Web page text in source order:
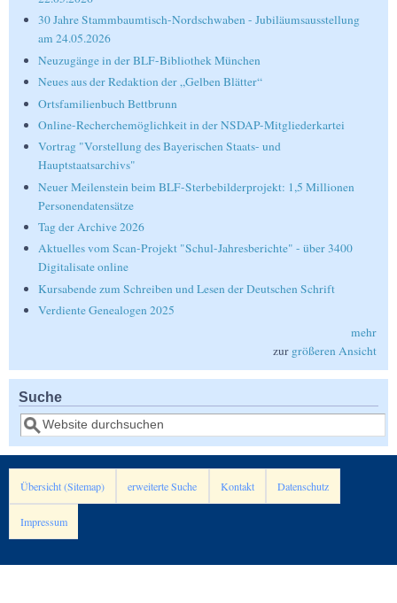
30 Jahre Stammbaumtisch-Nordschwaben - Jubiläumsausstellung
am 24.05.2026
Neuzugänge in der BLF-Bibliothek München
Neues aus der Redaktion der „Gelben Blätter“
Ortsfamilienbuch Bettbrunn
Online-Recherchemöglichkeit in der NSDAP-Mitgliederkartei
Vortrag "Vorstellung des Bayerischen Staats- und
Hauptstaatsarchivs"
Neuer Meilenstein beim BLF-Sterbebilderprojekt: 1,5 Millionen
Personendatensätze
Tag der Archive 2026
Aktuelles vom Scan-Projekt "Schul-Jahresberichte" - über 3400
Digitalisate online
Kursabende zum Schreiben und Lesen der Deutschen Schrift
Verdiente Genealogen 2025
mehr
zur größeren Ansicht
Suche
Suche
Übersicht (Sitemap) erweiterte Suche Kontakt Datenschutz
Impressum